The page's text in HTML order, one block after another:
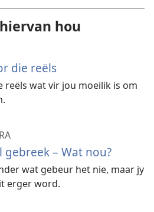
hou
die reëls
reëls wat vir jou moeilik is om
gebreek – Wat nou?
wat gebeur het nie, maar jy
erger word.